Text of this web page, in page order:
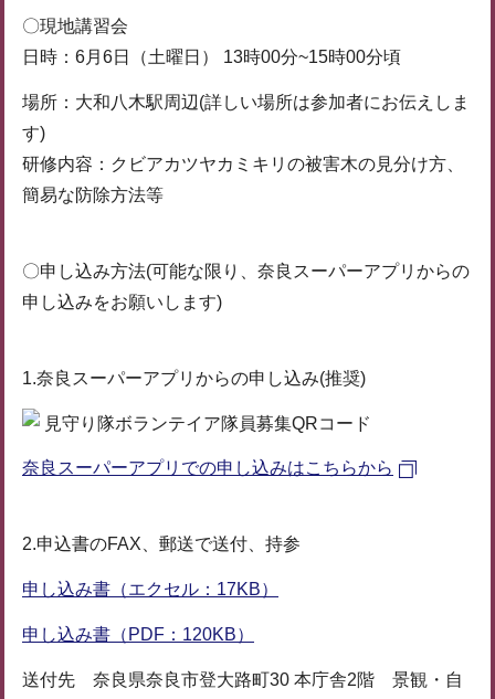
〇現地講習会
日時：6月6日（土曜日） 13時00分~15時00分頃
場所：大和八木駅周辺(詳しい場所は参加者にお伝えしま
す)
研修内容：クビアカツヤカミキリの被害木の見分け方、
簡易な防除方法等
〇申し込み方法(可能な限り、奈良スーパーアプリからの
申し込みをお願いします)
1.奈良スーパーアプリからの申し込み(推奨)
奈良スーパーアプリでの申し込みはこちらから
2.申込書のFAX、郵送で送付、持参
申し込み書（エクセル：17KB）
申し込み書（PDF：120KB）
送付先 奈良県奈良市登大路町30 本庁舎2階 景観・自